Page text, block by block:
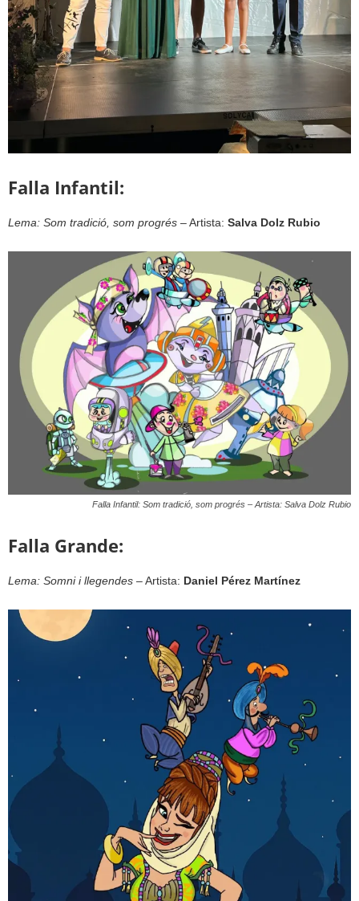
Falla Infantil:
Lema: Som tradició, som progrés – Artista: Salva Dolz Rubio
Falla Infantil: Som tradició, som progrés – Artista: Salva Dolz Rubio
Falla Grande:
Lema: Somni i llegendes – Artista: Daniel Pérez Martínez